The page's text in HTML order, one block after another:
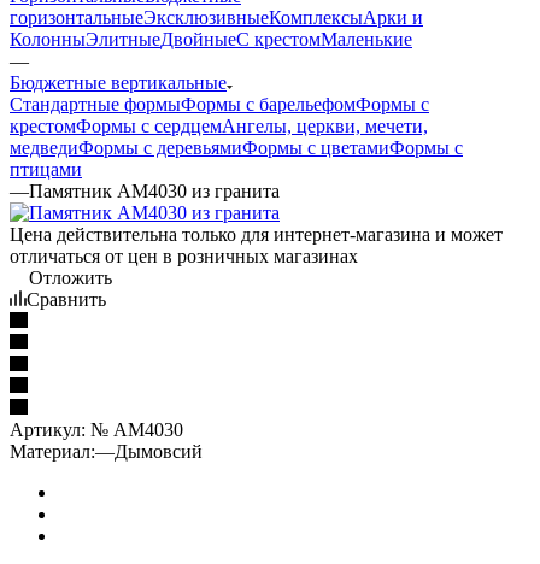
горизонтальныеЭксклюзивныеКомплексыАрки и
КолонныЭлитныеДвойныеС крестомМаленькие
—
Бюджетные вертикальные
Стандартные формыФормы с барельефомФормы с
крестомФормы с сердцемАнгелы, церкви, мечети,
медведиФормы с деревьямиФормы с цветамиФормы с
птицами
—Памятник AM4030 из гранита
Цена действительна только для интернет-магазина и может
отличаться от цен в розничных магазинах
Отложить
Сравнить
Артикул: № AM4030
Материал:—Дымовсий